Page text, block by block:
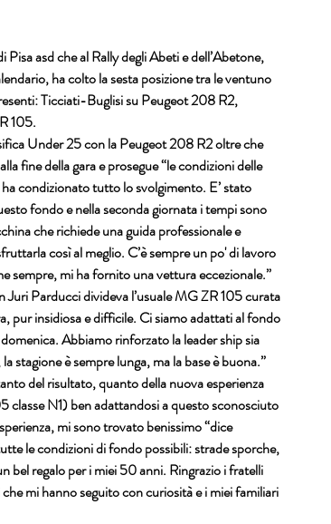
asd che al Rally degli Abeti e dell’Abetone,
ha colto la sesta posizione tra le ventuno
Ticciati-Buglisi su Peugeot 208 R2,
105.
Under 25 con la Peugeot 208 R2 oltre che
fine della gara e prosegue “le condizioni delle
condizionato tutto lo svolgimento. E’ stato
fondo e nella seconda giornata i tempi sono
che richiede una guida professionale e
così al meglio. C’è sempre un po' di lavoro
sempre, mi ha fornito una vettura eccezionale.”
Parducci divideva l’usuale MG ZR 105 curata
pur insidiosa e difficile. Ci siamo adattati al fondo
Abbiamo rinforzato la leader ship sia
stagione è sempre lunga, ma la base è buona.”
del risultato, quanto della nuova esperienza
classe N1) ben adattandosi a questo sconosciuto
mi sono trovato benissimo “dice
le condizioni di fondo possibili: strade sporche,
bel regalo per i miei 50 anni. Ringrazio i fratelli
mi hanno seguito con curiosità e i miei familiari